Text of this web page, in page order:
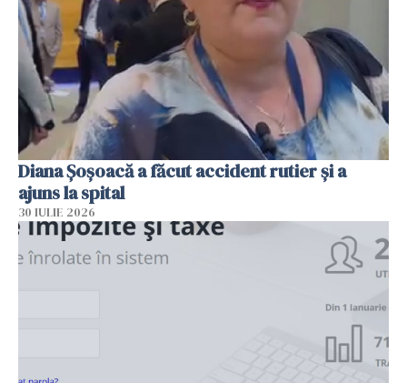
Diana Șoșoacă a făcut accident rutier și a
ajuns la spital
30 IULIE 2026